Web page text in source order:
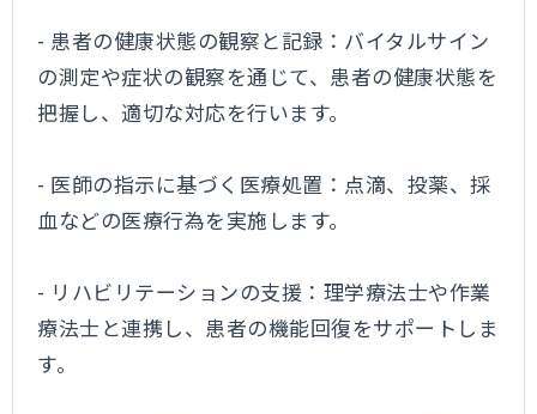
- 患者の健康状態の観察と記録：バイタルサイン
の測定や症状の観察を通じて、患者の健康状態を
把握し、適切な対応を行います。
- 医師の指示に基づく医療処置：点滴、投薬、採
血などの医療行為を実施します。
- リハビリテーションの支援：理学療法士や作業
療法士と連携し、患者の機能回復をサポートしま
す。